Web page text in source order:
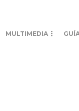
MULTIMEDIA